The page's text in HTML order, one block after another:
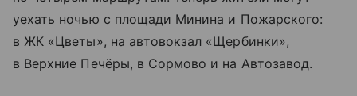
уехать ночью с площади Минина и Пожарского:
в ЖК «Цветы», на автовокзал «Щербинки»,
в Верхние Печёры, в Сормово и на Автозавод.